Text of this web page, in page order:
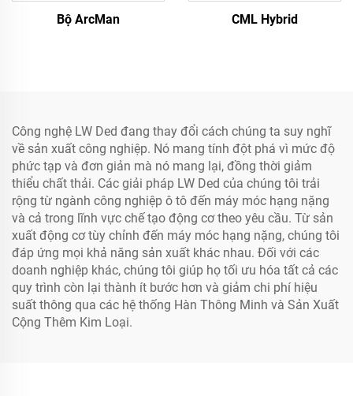
Bộ ArcMan CML Hybrid
Công nghệ LW Ded đang thay đổi cách chúng ta suy nghĩ
về sản xuất công nghiệp. Nó mang tính đột phá vì mức độ
phức tạp và đơn giản mà nó mang lại, đồng thời giảm
thiểu chất thải. Các giải pháp LW Ded của chúng tôi trải
rộng từ ngành công nghiệp ô tô đến máy móc hạng nặng
và cả trong lĩnh vực chế tạo động cơ theo yêu cầu. Từ sản
xuất động cơ tùy chỉnh đến máy móc hạng nặng, chúng tôi
đáp ứng mọi khả năng sản xuất khác nhau. Đối với các
doanh nghiệp khác, chúng tôi giúp họ tối ưu hóa tất cả các
quy trình còn lại thành ít bước hơn và giảm chi phí hiệu
suất thông qua các hệ thống Hàn Thông Minh và Sản Xuất
Cộng Thêm Kim Loại.